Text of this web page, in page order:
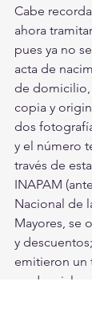
Cabe
ahora
pues ya no
acta de
de domicilio,
copia y
dos
y el número
través de
INAPAM
Nacional de
Mayores, se
y
emitieron un
credenciales.